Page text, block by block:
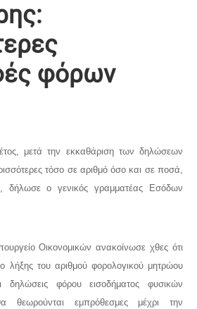
φόρων
μετά την εκκαθάριση των δηλώσεων
τόσο σε αριθμό όσο και σε ποσά,
δήλωσε ο γενικός γραμματέας Εσόδων
Οικονομικών ανακοίνωσε χθες ότι
λήξης του αριθμού φορολογικού μητρώου
δηλώσεις φόρου εισοδήματος φυσικών
εμπρόθεσμες μέχρι την